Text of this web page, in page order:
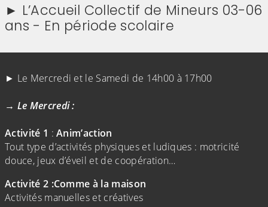
► L’Accueil Collectif de Mineurs 03-06
ans - En période scolaire
► Le Mercredi et le Samedi de 14h00 à 17h00
→ Le Mercredi :
Activité 1 :Anim’action
Tout type d’activités physiques et ludiques : motricité
douce, jeux d’éveil et de coopération…
Activité 2 :Comme à la maison
Activités manuelles et créatives